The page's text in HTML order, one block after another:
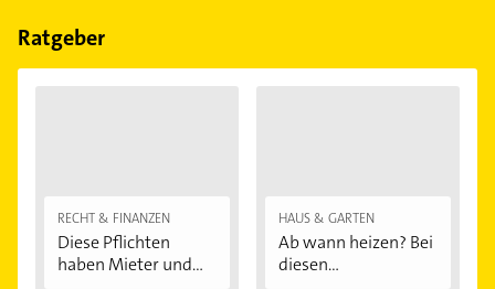
Feiertagen abweichen können.
Ratgeber
RECHT & FINANZEN
Diese Pflichten
haben Mieter und...
HAUS & GARTEN
Ab wann heizen? Bei
diesen